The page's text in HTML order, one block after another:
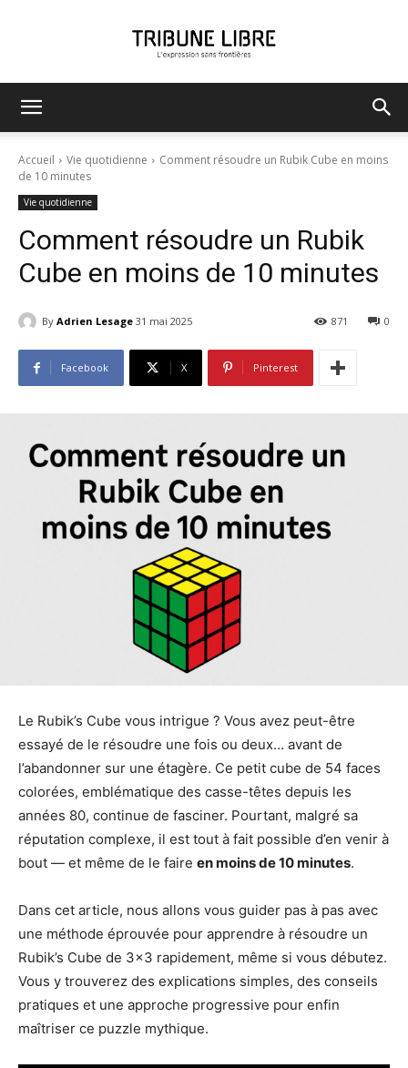
Accueil Vie quotidienne
Comment résoudre un Rubik Cube en moins
de 10 minutes
Vie quotidienne
Comment résoudre un Rubik
Cube en moins de 10 minutes
By Adrien Lesage 31 mai 2025 0
871
Facebook X Pinterest
Le Rubik’s Cube vous intrigue ? Vous avez peut-être
essayé de le résoudre une fois ou deux… avant de
l’abandonner sur une étagère. Ce petit cube de 54 faces
colorées, emblématique des casse-têtes depuis les
années 80, continue de fasciner. Pourtant, malgré sa
réputation complexe, il est tout à fait possible d’en venir à
bout — et même de le faire en moins de 10 minutes.
Dans cet article, nous allons vous guider pas à pas avec
une méthode éprouvée pour apprendre à résoudre un
Rubik’s Cube de 3×3 rapidement, même si vous débutez.
Vous y trouverez des explications simples, des conseils
pratiques et une approche progressive pour enfin
maîtriser ce puzzle mythique.